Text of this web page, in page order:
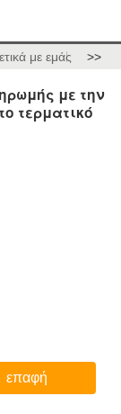
με εμάς >>
με την
τερματικό
επαφή